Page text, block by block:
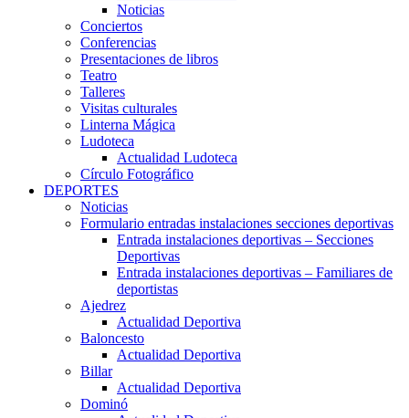
Noticias
Conciertos
Conferencias
Presentaciones de libros
Teatro
Talleres
Visitas culturales
Linterna Mágica
Ludoteca
Actualidad Ludoteca
Círculo Fotográfico
DEPORTES
Noticias
Formulario entradas instalaciones secciones deportivas
Entrada instalaciones deportivas – Secciones
Deportivas
Entrada instalaciones deportivas – Familiares de
deportistas
Ajedrez
Actualidad Deportiva
Baloncesto
Actualidad Deportiva
Billar
Actualidad Deportiva
Dominó